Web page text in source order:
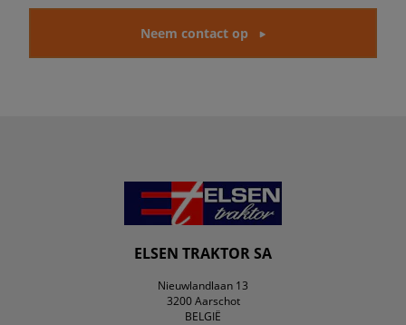
Neem contact op
ELSEN TRAKTOR SA
Nieuwlandlaan 13
3200 Aarschot
BELGIË